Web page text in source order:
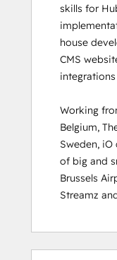
HubSpot
Inbound
Inbound
Inbound
Inbound
Marketing
Platform
Revenue
Sales
Sales
Sales
skills for
house
CMS
Working
Belgium,
Sweden,
of big and
Brussels
Streamz